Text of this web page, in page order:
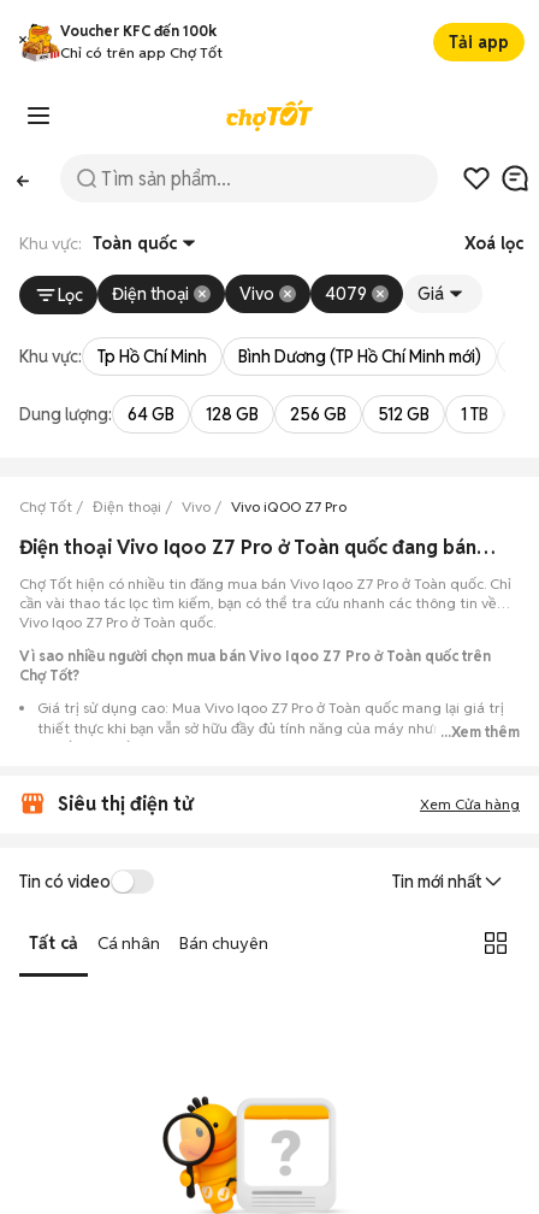
Voucher KFC đến 100k
Chỉ có trên app Chợ Tốt
Tải app
Khu vực: Toàn quốc Xoá lọc
Lọc Điện thoại Vivo 4079 Giá
Khu vực: Tp Hồ Chí Minh Bình Dương (TP Hồ Chí Minh mới)
Dung lượng: 64 GB 128 GB 256 GB 512 GB 1 TB
Chợ Tốt Điện thoại Vivo Vivo iQOO Z7 Pro
Điện thoại Vivo Iqoo Z7 Pro ở Toàn quốc đang bán 08/2026
Chợ Tốt hiện có nhiều tin đăng mua bán Vivo Iqoo Z7 Pro ở Toàn quốc. Chỉ
cần vài thao tác lọc tìm kiếm, bạn có thể tra cứu nhanh các thông tin về
Vivo Iqoo Z7 Pro ở Toàn quốc.
Vì sao nhiều người chọn mua bán Vivo Iqoo Z7 Pro ở Toàn quốc trên
Chợ Tốt?
Giá trị sử dụng cao: Mua Vivo Iqoo Z7 Pro ở Toàn quốc mang lại giá trị
thiết thực khi bạn vẫn sở hữu đầy đủ tính năng của máy nhưng với chi
phí đầu tư thấp hơn máy đập hộp.
Pro ở Toàn quốc, đáp ứng từ nhu cầu cần máy đẹp keng đến máy chỉ cần
hoạt động ổn định.
thận, test loa, camera, wifi... để đảm bảo máy không có lỗi phát sinh.
hai bên trao đổi giá cả linh hoạt và có thể chốt giao dịch ngay trong
ngày.
...Xem thêm
Siêu thị điện tử Xem Cửa hàng
Tin có video Tin mới nhất
Tất cả Cá nhân Bán chuyên